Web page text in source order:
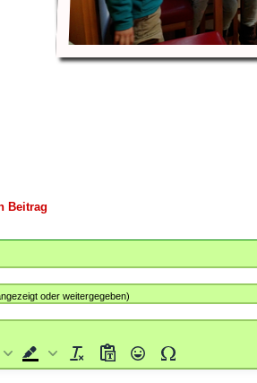
Beitrag
oder weitergegeben)